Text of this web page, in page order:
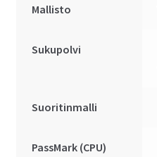
Mallisto
Sukupolvi
Suoritinmalli
PassMark (CPU)